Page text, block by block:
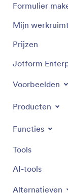
Formulier
Mijn
Prijzen
Jotform
Voorbeelden
Producten
Functies
Tools
AI-tools
Alternatieven